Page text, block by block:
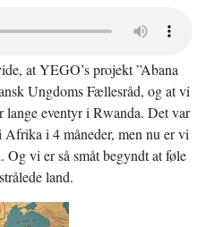
at YEGO’s projekt ”Abana
Ungdoms Fællesråd, og at vi
lange eventyr i Rwanda. Det var
i 4 måneder, men nu er vi
Og vi er så småt begyndt at føle
land.